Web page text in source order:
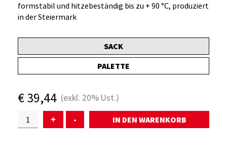
Kühlverpackungen
Verpackungen
TIERWOHLSHOP
formstabil und hitzebeständig bis zu + 90 °C, produziert
in der Steiermark
SACK
PALETTE
€39,44 (exkl. 20% Ust.)
+
-